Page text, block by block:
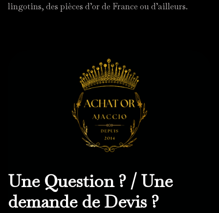
lingotins, des pièces d’or de France ou d’ailleurs.
Une Question ? / Une
demande de Devis ?